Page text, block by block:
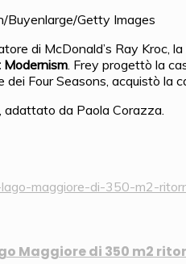
Buyenlarge/Getty Images
di McDonald’s Ray
. Frey progettò la
dei Four Seasons, acquistò la
, adattato da Paola Corazza.
Maggiore di 350 m2